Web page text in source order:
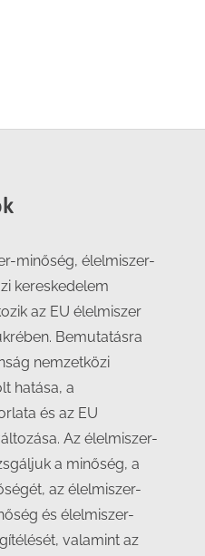
minőség, élelmiszer-
kereskedelem
az EU élelmiszer
Bemutatásra
nemzetközi
hatása, a
és az EU
Az élelmiszer-
a minőség, a
az élelmiszer-
és élelmiszer-
valamint az